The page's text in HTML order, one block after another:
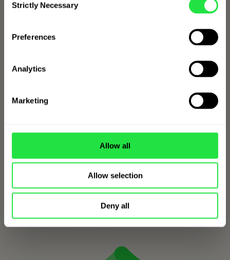
Selection
Strictly Necessary
Preferences
Analytics
Marketing
Allow all
Allow selection
Deny all
Nutzen Sie kontaktlose Zahlungen. Fügen
Pay, Xiaomi Pay oder Garmin Pay hinzu und
ZEN KONTO ERÖFFNEN
ZEN Care Einkaufsschutz